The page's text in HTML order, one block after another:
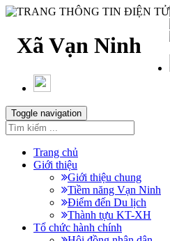
TRANG THÔNG TIN ĐIỆN TỬ
Xã Vạn Ninh
Toggle navigation
Trang chủ
Giới thiệu
Giới thiệu chung
Tiềm năng Vạn Ninh
Điểm đến Du lịch
Thành tựu KT-XH
Tổ chức hành chính